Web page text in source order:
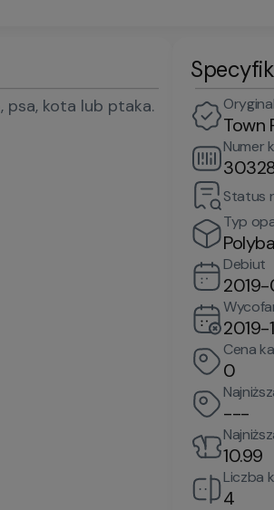
kota lub ptaka.
Town
Numer
Status
Typ
Debiut
2019-
2019-
Cena
0
---
10.99
Liczba
4